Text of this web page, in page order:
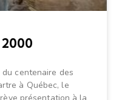
centenaire des
à Québec, le